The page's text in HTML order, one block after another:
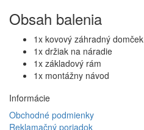
Obsah balenia
1x kovový záhradný domček
1x držiak na náradie
1x základový rám
1x montážny návod
Informácie
Obchodné podmienky
Reklamačný poriadok